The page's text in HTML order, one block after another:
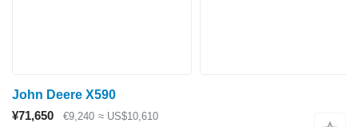
John Deere X590
¥71,650
€9,240 ≈ US$10,610